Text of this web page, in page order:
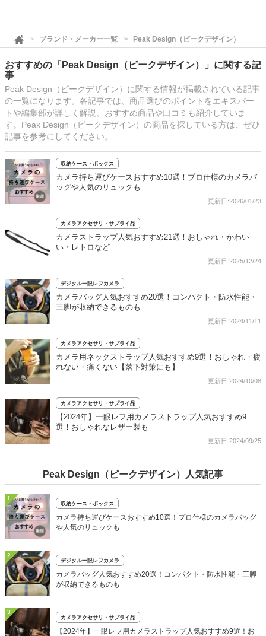
ブランド・メーカー一覧 Peak Design（ピークデザイン）
おすすめの「Peak Design（ピークデザイン）」に関する記
事
Peak Design（ピークデザイン）に関する情報が掲載されている記事
の一覧になります。各記事では、商品選びのポイントをエキスパー
トや編集部が詳しく解説、おすすめ商品や口コミも紹介していま
す。Peak Design（ピークデザイン）の商品を探している方は、ぜひ
記事を参考にしてください。
収納ケース・ボックス
カメラ持ち運びケースおすすめ10選！プロ仕様のカメラバ
ッグや人気のリュックも
更新日:2026/01/23
カメラアクセサリ・サプライ品
カメラストラップ人気おすすめ21選！おしゃれ・かわい
い・レトロなど
更新日:2025/12/24
デジタル一眼レフカメラ
カメラバッグ人気おすすめ20選！コンパクト・防水性能・
三脚が収納できるものも
更新日:2024/11/11
カメラアクセサリ・サプライ品
カメラ用ネックストラップ人気おすすめ9選！おしゃれ・疲
れない・痛くない【落下対策にも】
更新日:2024/10/08
カメラアクセサリ・サプライ品
【2024年】一眼レフ用カメラストラップ人気おすすめ9
選！おしゃれなレザー製も
更新日:2024/09/25
Peak Design（ピークデザイン）人気記事
1
収納ケース・ボックス
カメラ持ち運びケースおすすめ10選！プロ仕様のカメラバッグ
や人気のリュックも
2
デジタル一眼レフカメラ
カメラバッグ人気おすすめ20選！コンパクト・防水性能・三脚
が収納できるものも
3
カメラアクセサリ・サプライ品
【2024年】一眼レフ用カメラストラップ人気おすすめ9選！お